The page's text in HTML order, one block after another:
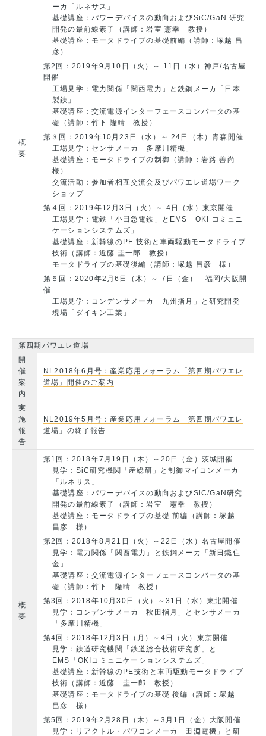
概
要
ーカ「ルネサス」
基礎講座：パワーデバイスの動向およびSiC/GaN 研究
開発の最前線素子（講師：岩室 憲幸 教授）
基礎講座：モータドライブの基礎前編（講師：塚越 昌
彦）
第2回：2019年9月10日（火）～ 11日（水）神戸/名古屋
開催
工場見学：電力関係「関西電力」と鉄鋼メーカ「日本
製鉄」
基礎講座：交流電源インターフェースコンバータの基
礎（講師：竹下 隆晴 教授）
第３回：2019年10月23日（水）～ 24日（木）青森開催
工場見学：センサメーカ「多摩川精機」
基礎講座：モータドライブの制御（講師：岩路 善尚
様）
交流活動：参加者相互交流会及びパワエレ道場ワーク
ショップ
第４回：2019年12月3日（火）～ 4日（水）東京開催
工場見学：電鉄「小田急電鉄」とEMS「OKI コミュニ
ケーションシステムズ」
基礎講座：新幹線のPE 技術と車両駆動モータドライブ
技術（講師：近藤 圭一郎 教授）
モータドライブの基礎後編（講師：塚越 昌彦 様）
第５回：2020年2月6日（木）～ 7日（金） 福岡/大阪開
催
工場見学：コンデンサメーカ「九州指月」と研究開発
現場「ダイキン工業」
第四期パワエレ道場
開
催
案
内
NL2018年6月号：産業応用フォーラム「第四期パワエレ
道場」開催のご案内
実
施
報
告
NL2019年5月号：産業応用フォーラム「第四期パワエレ
道場」の終了報告
概
要
第1回：2018年7月19日（木）～20日（金）茨城開催
見学：SiC研究機関「産総研」と制御マイコンメーカ
「ルネサス」
基礎講座：パワーデバイスの動向およびSiC/GaN研究
開発の最前線素子（講師：岩室 憲幸 教授）
基礎講座：モータドライブの基礎 前編（講師：塚越
昌彦 様）
第2回：2018年8月21日（火）～22日（水）名古屋開催
見学：電力関係「関西電力」と鉄鋼メーカ「新日鐵住
金」
基礎講座：交流電源インターフェースコンバータの基
礎（講師：竹下 隆晴 教授）
第3回：2018年10月30日（火）～31日（水）東北開催
見学：コンデンサメーカ「秋田指月」とセンサメーカ
「多摩川精機」
第4回：2018年12月3日（月）～4日（火）東京開催
見学：鉄道研究機関「鉄道総合技術研究所」と
EMS「OKIコミュニケーションシステムズ」
基礎講座：新幹線のPE技術と車両駆動モータドライブ
技術（講師：近藤 圭一郎 教授）
基礎講座：モータドライブの基礎 後編（講師：塚越
昌彦 様）
第5回：2019年2月28日（木）～3月1日（金）大阪開催
見学：リアクトル・パワコンメーカ「田淵電機」と研